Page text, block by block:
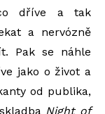
dříve a tak
a nervózně
Pak se náhle
jako o život a
od publika,
Night of